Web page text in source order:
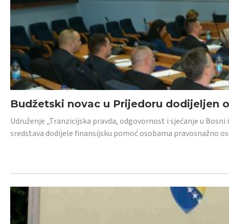
Budžetski novac u Prijedoru dodijeljen
Udruženje „Tranzicijska pravda, odgovornost i sjećanje u
sredstava dodijele finansijsku pomoć osobama pravosnažno